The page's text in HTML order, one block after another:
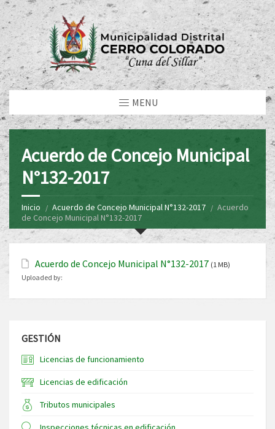
MENU
Acuerdo de Concejo Municipal
N°132-2017
Inicio Acuerdo de Concejo Municipal N°132-2017
Acuerdo
de Concejo Municipal N°132-2017
Acuerdo de Concejo Municipal N°132-2017 (1 MB)
Uploaded by:
GESTIÓN
Licencias de funcionamiento
Licencias de edificación
Tributos municipales